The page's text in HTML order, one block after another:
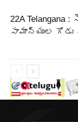
22A Telangana
సామాన్యుల గోడు